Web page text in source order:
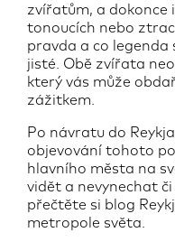
zvířatům, a dokonce
tonoucích nebo
pravda a co legenda
jisté. Obě zvířata
který vás může
zážitkem.
Po návratu do
objevování tohoto
hlavního města na
vidět a nevynechat
přečtěte si blog
metropole světa.